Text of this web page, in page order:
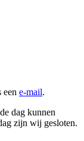
een e-mail.
dag kunnen
zijn wij gesloten.